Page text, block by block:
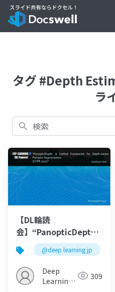
タグ #Depth
ラ
検索
【DL輪読
会】“PanopticDepth:
A Unified Framework
for Depth-aware
Panoptic
Segmentation (CVPR
@deep learning jp
Deep
Learning
309